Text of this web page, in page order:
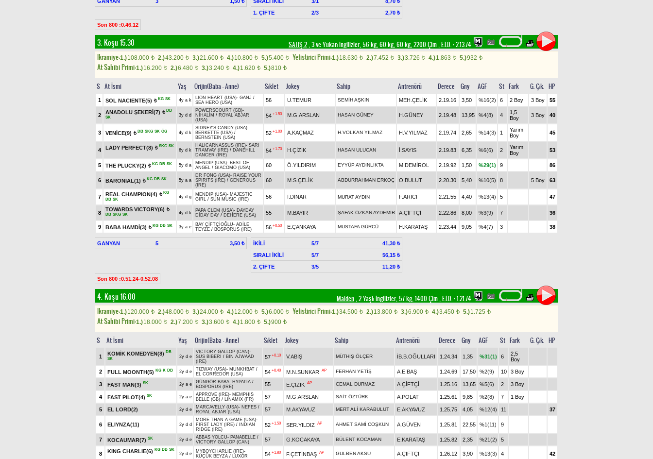
1. ÇİFTE
2/3 2,70 ₺
Son 800 :0.46.12
3. Koşu 15.30 SATIŞ 2, 3 ve Yukarı İngilizler, 56 kg, 60 kg, 60 kg, 2200 Çim,E.İ.D. :2.13.74
Ikramiye:1.)108.000 t 2.)43.200 t 3.)21.600 t 4.)10.800 t 5.)5.400 t Yetistirici Primi:1.)18.630 t 2.)7.452 t 3.)3.726 t 4.)1.863 t 5.)932 t
At Sahibi Primi:1.)16.200 t 2.)6.480 t 3.)3.240 t 4.)1.620 t 5.)810 t
S At İsmi Yaş Orijin(Baba - Anne) Sıklet Jokey Sahip Antrenörü Derece Gny AGF St Fark G. Çık. HP
1 SOL NACIENTE(5) t KG SK 4y a k LION HEART (USA)- GANJ /
SEA HERO (USA)
56 U.TEMUR SEMİH AŞKIN MEH.ÇELİK 2.19.16 3,50 %16(2) 6 2 Boy 3 Boy 55
2
ANADOLU ŞEKERİ(7) t DB
SK
3y d d
POWERSCOURT (GB)-
NİHALİM / ROYAL ABJAR
(USA)
54 +1.50 M.G.ARSLAN HASAN GÜNEY H.GÜNEY 2.19.48 13,95 %4(8) 4
1,5
Boy
3 Boy 40
3 VENİCE(9) t DB SKG SK ÖG 4y d k
SIDNEY'S CANDY (USA)-
BERKETTE (USA) /
BERNSTEIN (USA)
52 +1.00 A.KAÇMAZ H.VOLKAN YILMAZ H.V.YILMAZ 2.19.74 2,65 %14(3) 1
Yarım
Boy
45
4 LADY PERFECT(8) t SKG SK
6y d k
HALICARNASSUS (IRE)- SARI
TRAMVAY (IRE) / DANEHILL
DANCER (IRE)
54 +1.70 H.ÇİZİK HASAN ULUCAN İ.SAYIS 2.19.83 6,35 %6(6) 2
Yarım
Boy
53
5 THE PLUCKY(2) t KG DB SK 5y d a MENDIP (USA)- BEST OF
ANGEL / GIACOMO (USA) 60 Ö.YILDIRIM EYYÜP AYDINLIKTA M.DEMİROL 2.19.92 1,50 %29(1) 9 86
6 BARONIAL(1) t KG DB SK 5y a a
DR FONG (USA)- RAISE YOUR
SPIRITS (IRE) / GENEROUS
(IRE)
60 M.S.ÇELİK ABDURRAHMAN ERKOÇ O.BULUT 2.20.30 5,40 %10(5) 8 5 Boy 63
7 REAL CHAMPION(4) t KG
DB SK
4y d g MENDIP (USA)- MAJESTIC
GIRL / SUN MUSIC (IRE) 56 İ.DİNAR MURAT AYDIN F.ARICI 2.21.55 4,40 %13(4) 5 47
8
TOWARDS VICTORY(6) t
DB SKG SK 4y d k PAPA CLEM (USA)- DAYDAY
DİDAY DAY / DEHERE (USA) 55 M.BAYIR ŞAFAK ÖZKAN AYDEMİR A.ÇİFTÇİ 2.22.86 8,00 %3(9) 7 36
9 BABA HAMDİ(3) t KG DB SK 3y a e BAY ÇİFTÇİOĞLU- ADİLE
TEYZE / BOSPORUS (IRE) 56 +0.50 E.ÇANKAYA MUSTAFA GÜRCÜ H.KARATAŞ 2.23.44 9,05 %4(7) 3 38
GANYAN 5 3,50 ₺ İKİLİ 5/7
41,30 ₺
SIRALI İKİLİ
5/7
56,15 ₺
2. ÇİFTE
3/5 11,20 ₺
Son 800 :0.51.24-0.52.08
4. Koşu 16.00 Maiden, 2 Yaşlı İngilizler, 57 kg, 1400 Çim,E.İ.D. :1.21.74
Ikramiye:1.)120.000 t 2.)48.000 t 3.)24.000 t 4.)12.000 t 5.)6.000 t Yetistirici Primi:1.)34.500 t 2.)13.800 t 3.)6.900 t 4.)3.450 t 5.)1.725 t
At Sahibi Primi:1.)18.000 t 2.)7.200 t 3.)3.600 t 4.)1.800 t 5.)900 t
S At İsmi Yaş Orijin(Baba - Anne) Sıklet Jokey Sahip Antrenörü Derece Gny AGF St Fark G. Çık. HP
1
KOMİK KOMEDYEN(8) DB
SK
2y d e
VICTORY GALLOP (CAN)-
SÜS BİBERİ
/ BIN AJWAAD
(IRE)
57 +0.10 V.ABİŞ MÜTHİŞ ÖLÇER İB.B.OĞULLARI 1.24.34 1,35 %31(1) 6
2,5
Boy
2 FULL MOONTH(5) KG K DB 2y d e TIZWAY (USA)- MUNKHBAT /
EL CORREDOR (USA)
54 +0.40 M.N.SUNKAR AP FERHAN YETİŞ A.E.BAŞ 1.24.69 17,50 %2(9) 10 3 Boy
3 FAST MAN(3) SK 2y a e GÜNGÖR BABA- HYPATIA /
BOSPORUS (IRE)
55 E.ÇİZİK AP CEMAL DURMAZ A.ÇİFTÇİ 1.25.16 13,65 %5(6) 2 3 Boy
4 FAST PILOT(4) SK 2y a e APPROVE (IRE)- MEMPHIS
BELLE (GB) / LINAMIX (FR) 57 M.G.ARSLAN SAİT ÖZTÜRK A.POLAT 1.25.61 9,85 %2(8) 7 1 Boy
5 EL LORD(2) 2y d e MARCAVELLY (USA)- NEFES /
ROYAL ABJAR (USA)
57 M.AKYAVUZ MERT ALİ KARABULUT E.AKYAVUZ 1.25.75 4,05 %12(4) 11 37
6 ELIYNZA(11) 2y d d
MORE THAN A GAME (USA)-
FIRST LADY (IRE) /
INDIAN
RIDGE (IRE)
52 +1.50 SER.YILDIZ AP AHMET SAMİ COŞKUN A.GÜVEN 1.25.81 22,55 %1(11) 9
7 KOCAUMAR(7) SK 2y d e ABBAS YOLCU- PANABELLE /
VICTORY GALLOP (CAN)
57 G.KOCAKAYA BÜLENT KOCAMAN E.KARATAŞ 1.25.82 2,35 %21(2) 5
8 KING CHARLIE(6) KG DB SK
2y d e MYBOYCHARLIE (IRE)-
KÜÇÜK BEYZA / LUXOR 54 +1.80 F.ÇETİNBAŞ AP GÜLBEN AKSU A.ÇİFTÇİ 1.26.12 3,90 %13(3) 4 42